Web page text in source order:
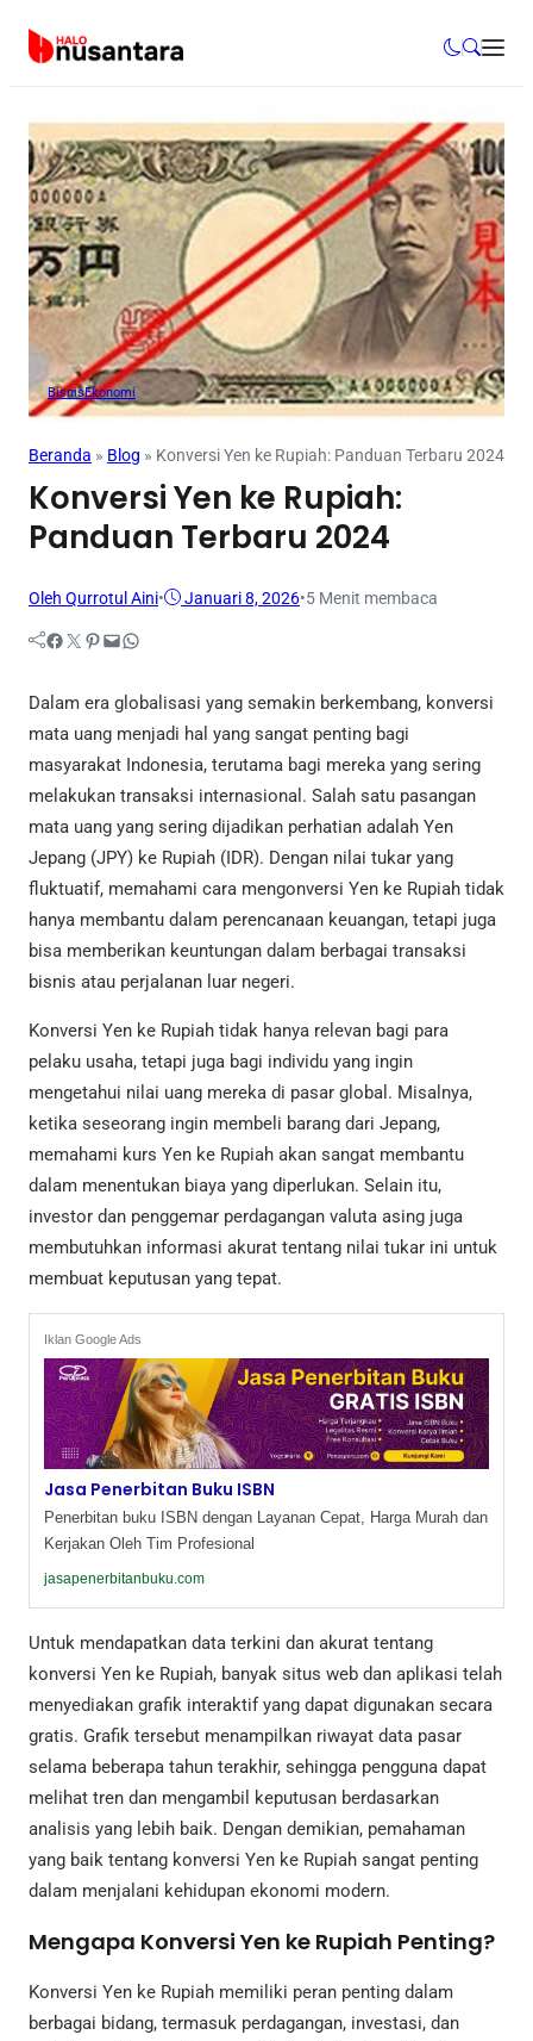
BisnisEkonomi
Beranda » Blog » Konversi Yen ke Rupiah: Panduan Terbaru 2024
Konversi Yen ke Rupiah:
Panduan Terbaru 2024
Oleh Qurrotul Aini• Januari 8, 2026•5 Menit membaca
Facebook Twitter Pinterest Mail WhatsApp
Dalam era globalisasi yang semakin berkembang, konversi
mata uang menjadi hal yang sangat penting bagi
masyarakat Indonesia, terutama bagi mereka yang sering
melakukan transaksi internasional. Salah satu pasangan
mata uang yang sering dijadikan perhatian adalah Yen
Jepang (JPY) ke Rupiah (IDR). Dengan nilai tukar yang
fluktuatif, memahami cara mengonversi Yen ke Rupiah tidak
hanya membantu dalam perencanaan keuangan, tetapi juga
bisa memberikan keuntungan dalam berbagai transaksi
bisnis atau perjalanan luar negeri.
Konversi Yen ke Rupiah tidak hanya relevan bagi para
pelaku usaha, tetapi juga bagi individu yang ingin
mengetahui nilai uang mereka di pasar global. Misalnya,
ketika seseorang ingin membeli barang dari Jepang,
memahami kurs Yen ke Rupiah akan sangat membantu
dalam menentukan biaya yang diperlukan. Selain itu,
investor dan penggemar perdagangan valuta asing juga
membutuhkan informasi akurat tentang nilai tukar ini untuk
membuat keputusan yang tepat.
Iklan Google Ads
Jasa Penerbitan Buku ISBN
Penerbitan buku ISBN dengan Layanan Cepat, Harga Murah dan
Kerjakan Oleh Tim Profesional
jasapenerbitanbuku.com
Untuk mendapatkan data terkini dan akurat tentang
konversi Yen ke Rupiah, banyak situs web dan aplikasi telah
menyediakan grafik interaktif yang dapat digunakan secara
gratis. Grafik tersebut menampilkan riwayat data pasar
selama beberapa tahun terakhir, sehingga pengguna dapat
melihat tren dan mengambil keputusan berdasarkan
analisis yang lebih baik. Dengan demikian, pemahaman
yang baik tentang konversi Yen ke Rupiah sangat penting
dalam menjalani kehidupan ekonomi modern.
Mengapa Konversi Yen ke Rupiah Penting?
Konversi Yen ke Rupiah memiliki peran penting dalam
berbagai bidang, termasuk perdagangan, investasi, dan